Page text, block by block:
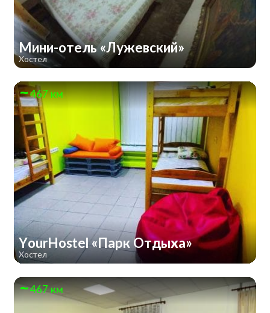
Мини-отель «Лужевский»
Хостел
467 км
YourHostel «Парк Отдыха»
Хостел
467 км